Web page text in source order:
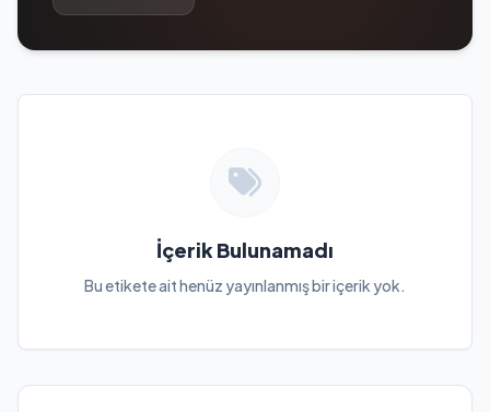
İçerik Bulunamadı
Bu etikete ait henüz yayınlanmış bir içerik yok.